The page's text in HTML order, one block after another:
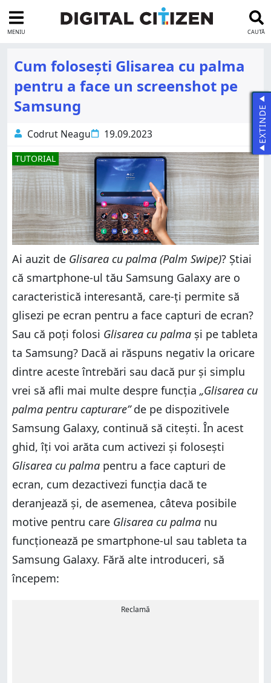
MENIU CAUTĂ
Cum folosești Glisarea cu palma
pentru a face un screenshot pe
Samsung
Codrut Neagu 19.09.2023
TUTORIAL
Ai auzit de Glisarea cu palma (Palm Swipe)? Știai
că smartphone-ul tău Samsung Galaxy are o
caracteristică interesantă, care-ți permite să
glisezi pe ecran pentru a face capturi de ecran?
Sau că poți folosi Glisarea cu palma și pe tableta
ta Samsung? Dacă ai răspuns negativ la oricare
dintre aceste întrebări sau dacă pur și simplu
vrei să afli mai multe despre funcția „Glisarea cu
palma pentru capturare”de pe dispozitivele
Samsung Galaxy, continuă să citești. În acest
ghid, îți voi arăta cum activezi și folosești
Glisarea cu palma pentru a face capturi de
ecran, cum dezactivezi funcția dacă te
deranjează și, de asemenea, câteva posibile
motive pentru care Glisarea cu palma nu
funcționează pe smartphone-ul sau tableta ta
Samsung Galaxy. Fără alte introduceri, să
începem:
Reclamă
EXTINDE